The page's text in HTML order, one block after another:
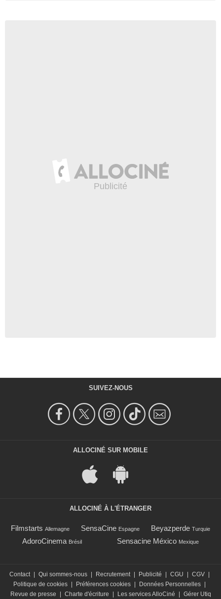
SUIVEZ-NOUS
ALLOCINÉ SUR MOBILE
ALLOCINÉ À L'ÉTRANGER
Filmstarts Allemagne SensaCine Espagne Beyazperde Turquie
AdoroCinema Brésil Sensacine México Mexique
Contact Qui sommes-nous Recrutement Publicité CGU CGV
Politique de cookies
Préférences cookies Données Personnelles
Revue de presse
Charte d'écriture Les services AlloCiné Gérer Utiq